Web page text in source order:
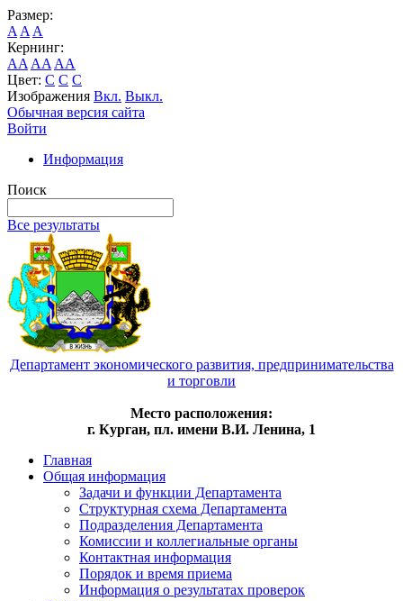
Размер:
A A A
Кернинг:
AA AA AA
Цвет: C C C
Изображения Вкл. Выкл.
Обычная версия сайта
Войти
Информация
Поиск
Все результаты
Департамент экономического развития, предпринимательства
и торговли
Место расположения:
г. Курган, пл. имени В.И. Ленина, 1
Главная
Общая информация
Задачи и функции Департамента
Структурная схема Департамента
Подразделения Департамента
Комиссии и коллегиальные органы
Контактная информация
Порядок и время приема
Информация о результатах проверок